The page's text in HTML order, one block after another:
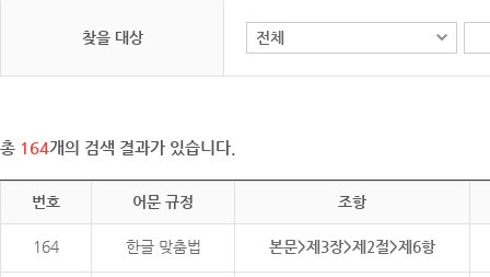
찾을 대상
총 164개의 검색 결과가 있습니다.
번호 어문 규정 조항
164 한글 맞춤법 본문>제3장>제2절>제6항